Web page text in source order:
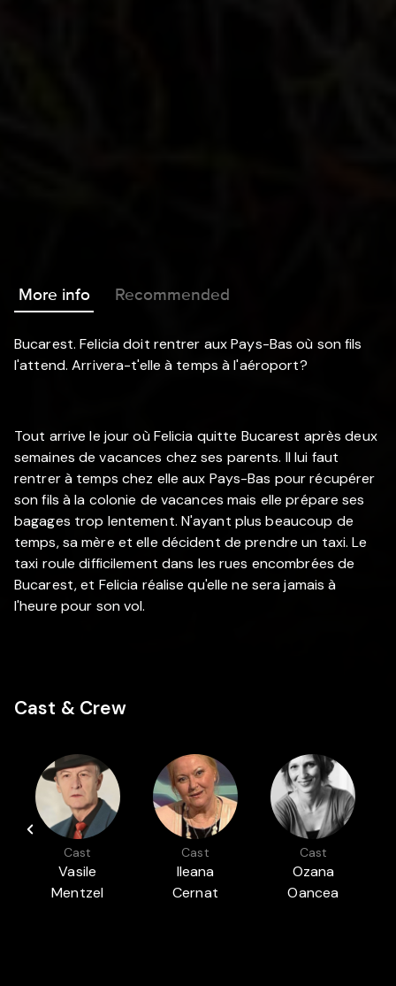
More info Recommended
Bucarest. Felicia doit rentrer aux Pays-Bas où son fils
l'attend. Arrivera-t'elle à temps à l'aéroport?
Tout arrive le jour où Felicia quitte Bucarest après deux
semaines de vacances chez ses parents. Il lui faut
rentrer à temps chez elle aux Pays-Bas pour récupérer
son fils à la colonie de vacances mais elle prépare ses
bagages trop lentement. N'ayant plus beaucoup de
temps, sa mère et elle décident de prendre un taxi. Le
taxi roule difficilement dans les rues encombrées de
Bucarest, et Felicia réalise qu'elle ne sera jamais à
l'heure pour son vol.
Cast & Crew
Cast
Vasile
Mentzel
Cast
Ileana
Cernat
Cast
Ozana
Oancea